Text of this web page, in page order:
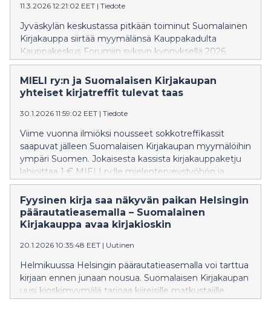
Kuudessa Suomen kaupungissa
mielenilmauksen yhteydessä järjestäjät luovuttavat
vetoomuksen opetusministerille.
11.3.2026 12:21:02 EET | Tiedote
Jyväskylän keskustassa pitkään toiminut Suomalainen
Kirjakauppa siirtää myymälänsä Kauppakadulta
Kauppakeskus Forumiin syksyn kynnyksellä 2026.
Nykyinen myymälä Kauppakadun Kompassin kulmalla
palvelee asiakkaita normaalisti elokuulle saakka.
MIELI ry:n ja Suomalaisen Kirjakaupan
yhteiset kirjatreffit tulevat taas
30.1.2026 11:59:02 EET | Tiedote
Viime vuonna ilmiöksi nousseet sokkotreffikassit
saapuvat jälleen Suomalaisen Kirjakaupan myymälöihin
ympäri Suomen. Jokaisesta kassista kirjakauppaketju
lahjoittaa 1 € MIELI ry:lle mielenterveystyöhön ja
kriisiauttamiseen.
Fyysinen kirja saa näkyvän paikan Helsingin
päärautatieasemalla – Suomalainen
Kirjakauppa avaa kirjakioskin
20.1.2026 10:35:48 EET | Uutinen
Helmikuussa Helsingin päärautatieasemalla voi tarttua
kirjaan ennen junaan nousua. Suomalaisen Kirjakaupan
uusi kioskimyymälä tarjoaa kiireisille matkustajille